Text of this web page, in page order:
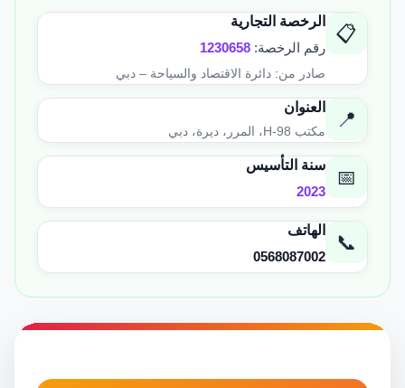
📋
الرخصة التجارية
رقم الرخصة: 1230658
صادر من: دائرة الاقتصاد والسياحة – دبي
📍
العنوان
مكتب H-98، المرر، ديرة، دبي
📅
سنة التأسيس
2023
📞
الهاتف
0568087002